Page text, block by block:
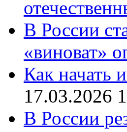
В России
«виноват»
Как начать
17.03.2026
В России